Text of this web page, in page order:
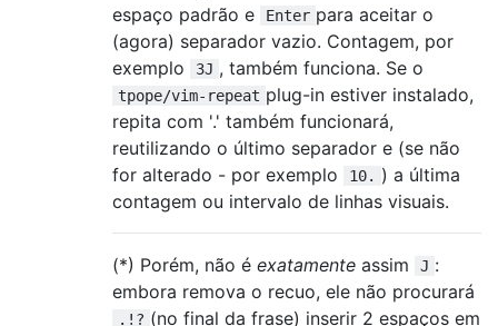
espaço padrão e
Enter para aceitar o
(agora) separador vazio. Contagem, por
exemplo
3J , também funciona. Se o
tpope/vim-repeat plug-in estiver instalado,
repita com '.' também funcionará,
reutilizando o último separador e (se não
for alterado - por exemplo
10. ) a última
contagem ou intervalo de linhas visuais.
(*) Porém, não é exatamente assim J :
embora remova o recuo, ele não procurará
.!? (no final da frase) inserir 2 espaços em